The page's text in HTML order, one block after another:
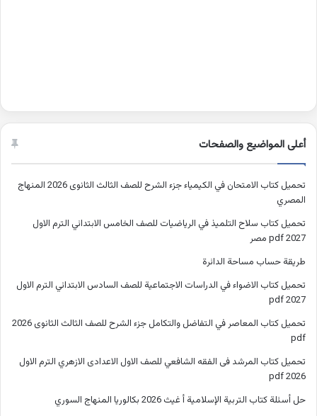
أعلى المواضيع والصفحات
تحميل كتاب الامتحان في الكيمياء جزء الشرح للصف الثالث الثانوى 2026 المنهاج
المصري
تحميل كتاب سلاح التلميذ في الرياضيات للصف الخامس الابتدائي الترم الاول
2027 pdf مصر
طريقة حساب مساحة الدائرة
تحميل كتاب الاضواء في الدراسات الاجتماعية للصف السادس الابتدائي الترم الاول
2027 pdf
تحميل كتاب المعاصر في التفاضل والتكامل جزء الشرح للصف الثالث الثانوى 2026
pdf
تحميل كتاب المرشد فى الفقه الشافعي للصف الاول الاعدادى الازهري الترم الاول
2026 pdf
حل أسئلة كتاب التربية الإسلامية أ غيث 2026 بكالوريا المنهاج السوري